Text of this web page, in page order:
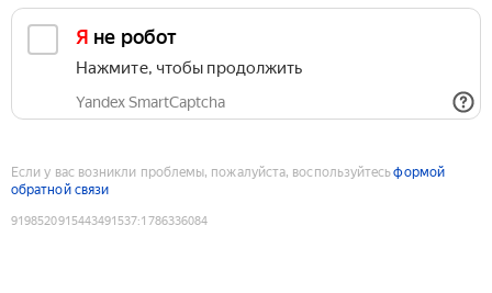
Я не робот
Нажмите, чтобы продолжить
Yandex SmartCaptcha
Если у вас возникли проблемы, пожалуйста, воспользуйтесьформой
обратной связи
9198520915443491537:1786336084